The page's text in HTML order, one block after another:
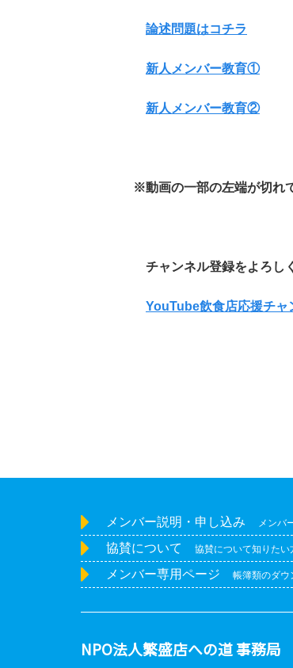
論述問題はコチラ
新人メンバー教育①
新人メンバー教育②
※動画の一部の左端が切れ
チャンネル登録をよろしく
YouTube飲食店応援チャ
メンバー説明・申し込み メンバ
協賛について 協賛について知りたい
メンバー専用ページ 帳簿類のダウ
NPO法人繁盛店への道 事務局